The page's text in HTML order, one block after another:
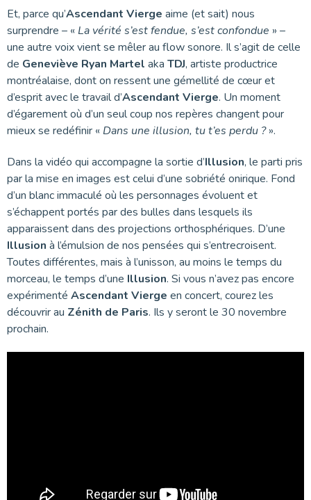
Et, parce qu’Ascendant Vierge aime (et sait) nous
surprendre – « La vérité s’est fendue, s’est confondue » –
une autre voix vient se mêler au flow sonore. Il s’agit de celle
de Geneviève Ryan Martel aka TDJ, artiste productrice
montréalaise, dont on ressent une gémellité de cœur et
d’esprit avec le travail d’Ascendant Vierge. Un moment
d’égarement où d’un seul coup nos repères changent pour
mieux se redéfinir « Dans une illusion, tu t’es perdu ?».
Dans la vidéo qui accompagne la sortie d’Illusion, le parti pris
par la mise en images est celui d’une sobriété onirique. Fond
d’un blanc immaculé où les personnages évoluent et
s’échappent portés par des bulles dans lesquels ils
apparaissent dans des projections orthosphériques. D’une
Illusion à l’émulsion de nos pensées qui s’entrecroisent.
Toutes différentes, mais à l’unisson, au moins le temps du
morceau, le temps d’une Illusion. Si vous n’avez pas encore
expérimenté Ascendant Vierge en concert, courez les
découvrir au Zénith de Paris. Ils y seront le 30 novembre
prochain.